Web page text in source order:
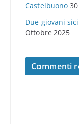
Castelbuono
Due giovani
Ottobre 2025
Commenti